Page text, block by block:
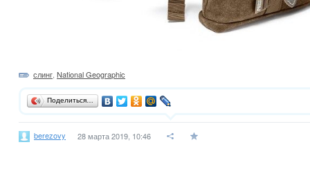
слинг National Geographic
Поделиться…
berezovy 28 марта 2019, 10:46